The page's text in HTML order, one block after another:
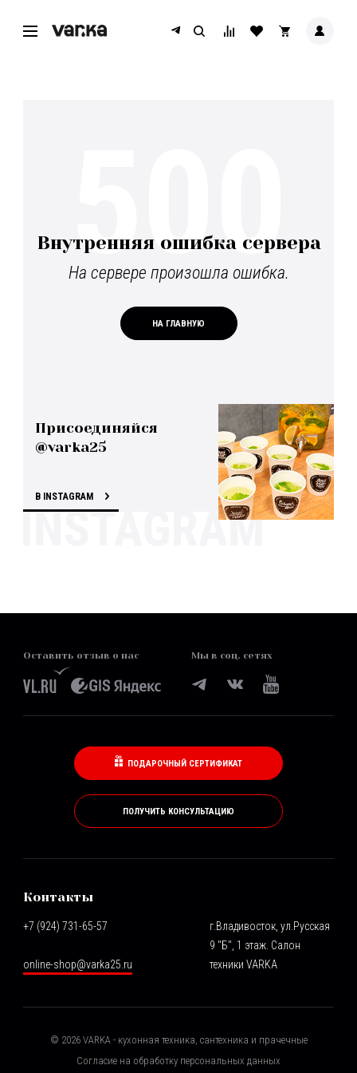
Внутренняя ошибка сервера
На сервере произошла ошибка.
НА ГЛАВНУЮ
500
Присоединяйся
@varka25
В INSTAGRAM
Оставить отзыв о нас Мы в соц. сетях
ПОДАРОЧНЫЙ СЕРТИФИКАТ
ПОЛУЧИТЬ КОНСУЛЬТАЦИЮ
Контакты
+7 (924) 731-65-57
online-shop@varka25.ru
г.Владивосток, ул.Русская
9 "Б", 1 этаж. Салон
техники VARKA
© 2026VARKA - кухонная техника, сантехника и прачечные
Согласие на обработку персональных данных